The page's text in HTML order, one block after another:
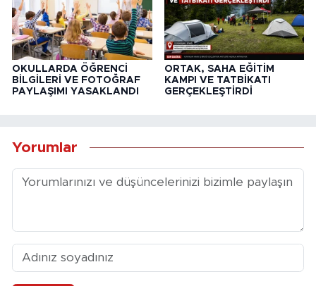
OKULLARDA ÖĞRENCİ
BİLGİLERİ VE FOTOĞRAF
PAYLAŞIMI YASAKLANDI
ORTAK, SAHA EĞİTİM
KAMPI VE TATBİKATI
GERÇEKLEŞTİRDİ
Yorumlar